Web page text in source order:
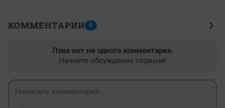
КОММЕНТАРИИ 0
Пока нет ни одного комментария.
Начните обсуждение первым!